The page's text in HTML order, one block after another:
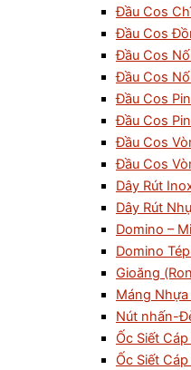
Đầu Cos
Đầu Cos
Đầu Cos
Đầu Cos
Đầu Cos
Đầu Cos
Đầu Cos
Đầu Cos
Dây Rút
Dây Rút
Domino –
Domino
Gioăng
Máng Nhựa
Nút nhấn-
Ốc Siết
Ốc Siết